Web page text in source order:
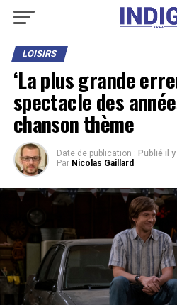
LOISIRS
‘La plus grande
spectacle des
chanson thème
Date de publication : Publié il
Par Nicolas Gaillard